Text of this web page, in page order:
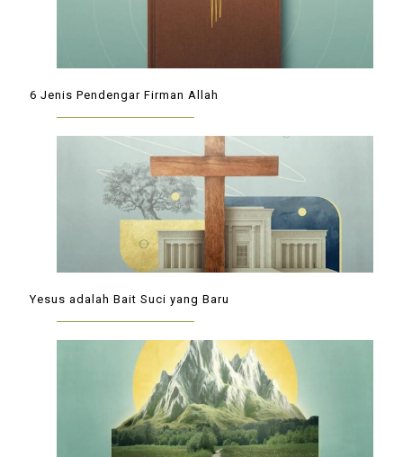
6 Jenis Pendengar Firman Allah
Yesus adalah Bait Suci yang Baru